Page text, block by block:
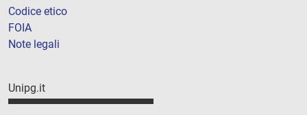
Codice etico
FOIA
Note legali
Unipg.it